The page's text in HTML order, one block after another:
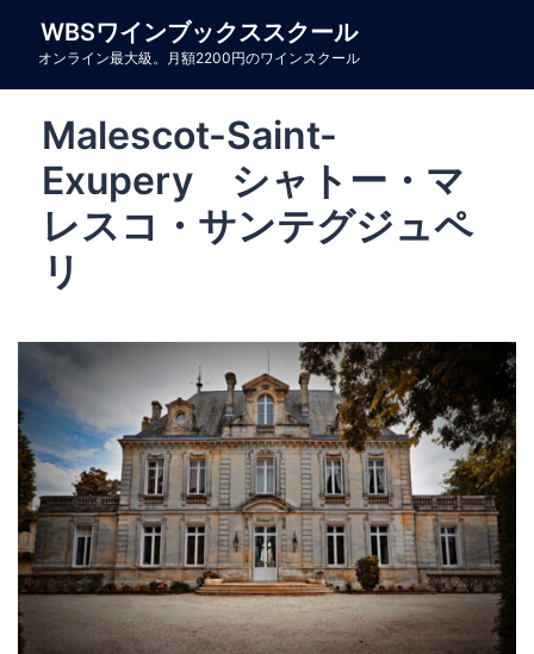
WBSワインブックススクール
オンライン最大級。月額2200円のワインスクール
Malescot-Saint-
Exupery シャトー・マ
レスコ・サンテグジュペ
リ